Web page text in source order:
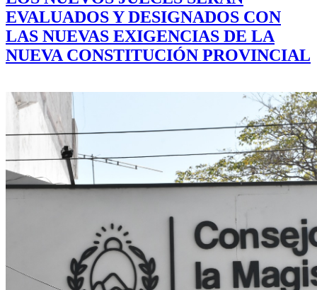
EVALUADOS Y DESIGNADOS CON
LAS NUEVAS EXIGENCIAS DE LA
NUEVA CONSTITUCIÓN PROVINCIAL